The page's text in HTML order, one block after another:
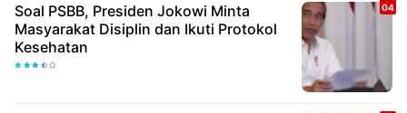
Soal PSBB, Presiden Jokowi Minta
Masyarakat Disiplin dan Ikuti Protokol
Kesehatan